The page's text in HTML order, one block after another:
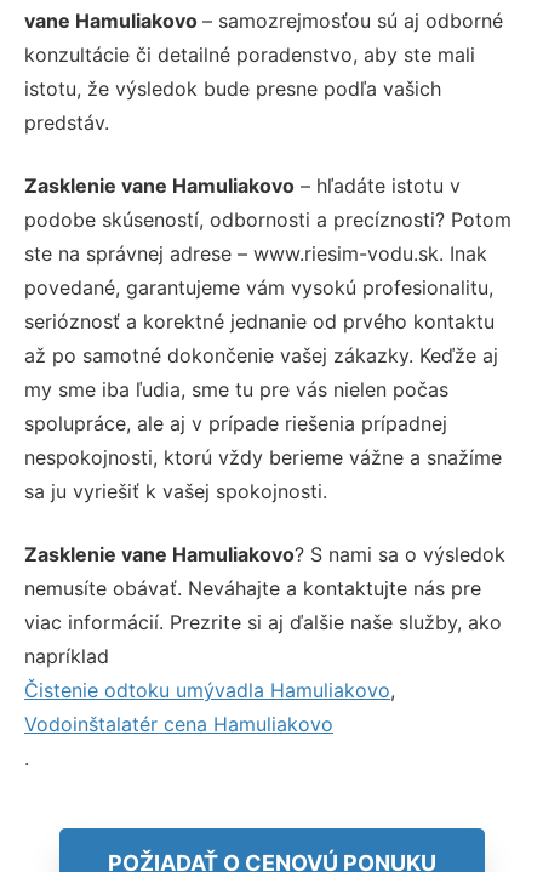
vane Hamuliakovo – samozrejmosťou sú aj odborné
konzultácie či detailné poradenstvo, aby ste mali
istotu, že výsledok bude presne podľa vašich
predstáv.
Zasklenie vane Hamuliakovo – hľadáte istotu v
podobe skúseností, odbornosti a precíznosti? Potom
ste na správnej adrese – www.riesim-vodu.sk. Inak
povedané, garantujeme vám vysokú profesionalitu,
serióznosť a korektné jednanie od prvého kontaktu
až po samotné dokončenie vašej zákazky. Keďže aj
my sme iba ľudia, sme tu pre vás nielen počas
spolupráce, ale aj v prípade riešenia prípadnej
nespokojnosti, ktorú vždy berieme vážne a snažíme
sa ju vyriešiť k vašej spokojnosti.
Zasklenie vane Hamuliakovo? S nami sa o výsledok
nemusíte obávať. Neváhajte a kontaktujte nás pre
viac informácií. Prezrite si aj ďalšie naše služby, ako
napríklad
Čistenie odtoku umývadla Hamuliakovo,
Vodoinštalatér cena Hamuliakovo
.
POŽIADAŤ O CENOVÚ PONUKU